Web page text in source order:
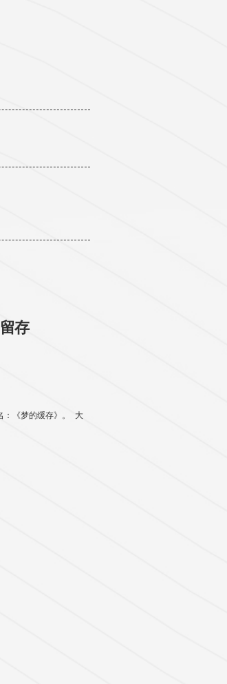
存
《梦的缓存》。 大